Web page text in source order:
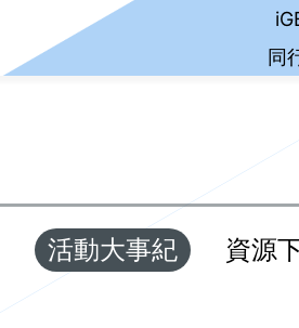
同
活動大事紀 資源